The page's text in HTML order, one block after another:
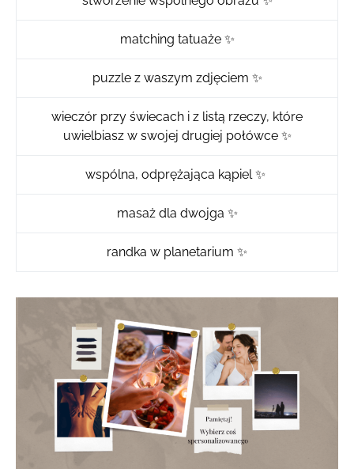
matching tatuaże ✨
puzzle z waszym zdjęciem ✨
wieczór przy świecach i z listą rzeczy, które
uwielbiasz w swojej drugiej połówce ✨
wspólna, odprężająca kąpiel ✨
masaż dla dwojga ✨
randka w planetarium ✨